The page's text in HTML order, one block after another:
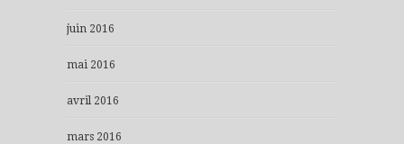
juin 2016
mai 2016
avril 2016
mars 2016